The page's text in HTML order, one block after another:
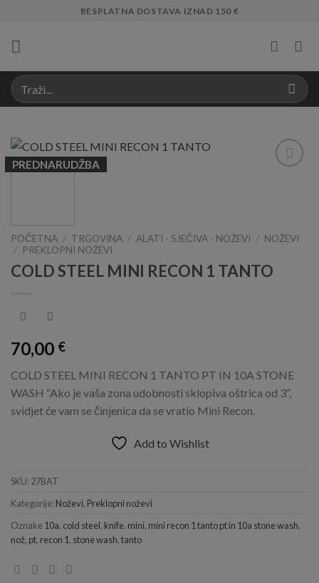
content
BESPLATNA DOSTAVA IZNAD 150 €
PREDNARUDŽBA
POČETNA / TRGOVINA / ALATI - SJEČIVA - NOŽEVI / NOŽEVI
/ PREKLOPNI NOŽEVI
COLD STEEL MINI RECON 1 TANTO
70,00 €
COLD STEEL MINI RECON 1 TANTO PT IN 10A STONE
WASH “Ako je vaša zona udobnosti sklopiva oštrica od 3”,
svidjet će vam se činjenica da se vratio Mini Recon.
Add to Wishlist
SKU: 27BAT
Kategorije: Noževi, Preklopni noževi
Oznake 10a, cold steel, knife, mini, mini recon 1 tanto pt in 10a stone wash,
nož, pt, recon 1, stone wash,tanto